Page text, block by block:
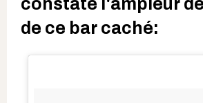
de ce bar caché: